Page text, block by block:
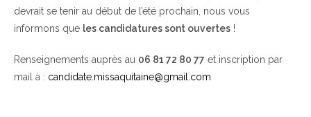
devrait se tenir au début de l’été prochain, nous vous
informons que les candidatures sont ouvertes !
Renseignements auprès au 06 81 72 80 77 et inscription par
mail à : candidate.missaquitaine@gmail.com